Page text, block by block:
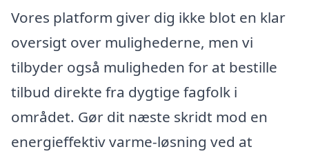
Vores platform giver dig ikke blot en klar
oversigt over mulighederne, men vi
tilbyder også muligheden for at bestille
tilbud direkte fra dygtige fagfolk i
området. Gør dit næste skridt mod en
energieffektiv varme-løsning ved at